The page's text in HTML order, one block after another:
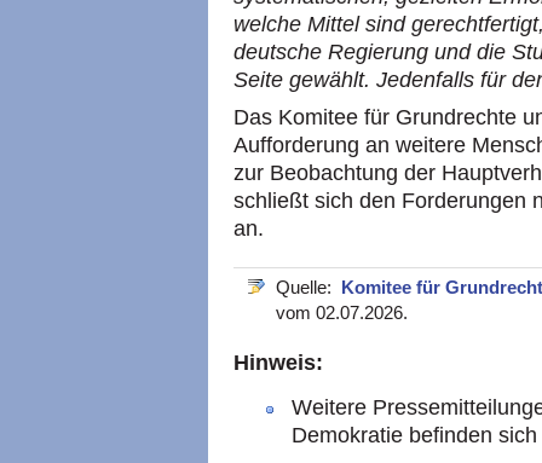
welche Mittel sind
deutsche Regierung und die
Seite gewählt. Jedenfalls für
Das Komitee für Grundrechte
Aufforderung an weitere
zur Beobachtung der
schließt sich den Forderungen
an.
Quelle: Komitee für
vom 02.07.2026.
Hinweis:
Weitere
Demokratie befinden sich